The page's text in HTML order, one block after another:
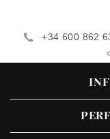
+34 600 862